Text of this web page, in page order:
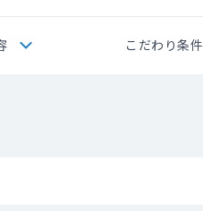
こだわり条件